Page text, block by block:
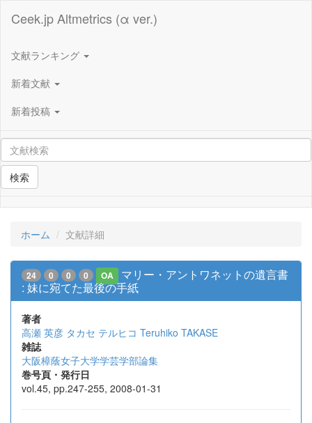
Ceek.jp Altmetrics (α ver.)
文献ランキング
新着文献
新着投稿
検索
ホーム 文献詳細
24 0 0 0 OA
マリー・アントワネットの遺言書
: 妹に宛てた最後の手紙
著者
高瀬 英彦 タカセ テルヒコ Teruhiko TAKASE
雑誌
大阪樟蔭女子大学学芸学部論集
巻号頁・発行日
vol.45, pp.247-255, 2008-01-31